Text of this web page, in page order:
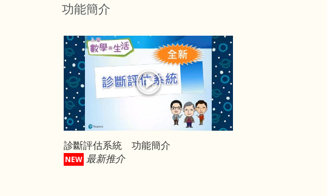
功能簡介
診斷評估系統 功能簡介
NEW 最新推介